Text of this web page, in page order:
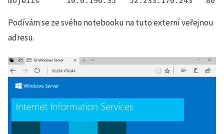
Podívám se ze svého notebooku na tuto externí veřejnou
adresu.